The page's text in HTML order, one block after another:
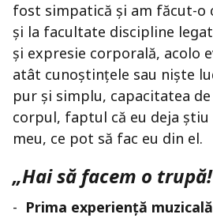
fost simpatică și am făcut-o
și la facultate discipline
și expresie corporală, acolo
atât cunoștințele sau niște
pur și simplu, capacitatea
corpul, faptul că eu deja
meu, ce pot să fac eu din el.
„Hai să facem o
- Prima experiență